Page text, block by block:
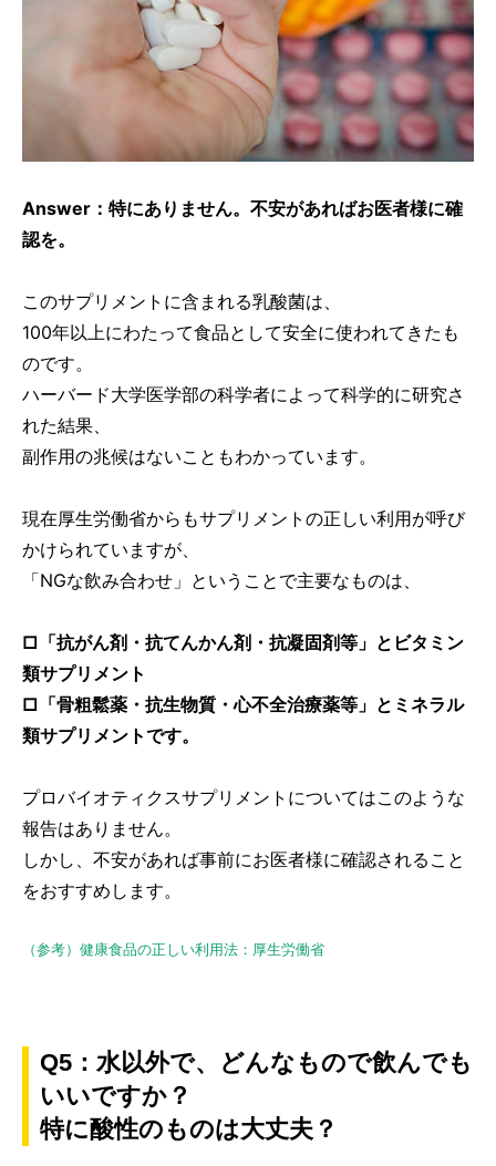
Answer：特にありません。不安があればお医者様に確
認を。
このサプリメントに含まれる乳酸菌は、
100年以上にわたって食品として安全に使われてきたも
のです。
ハーバード大学医学部の科学者によって科学的に研究さ
れた結果、
副作用の兆候はないこともわかっています。
現在厚生労働省からもサプリメントの正しい利用が呼び
かけられていますが、
「NGな飲み合わせ」ということで主要なものは、
□「抗がん剤・抗てんかん剤・抗凝固剤等」とビタミン
類サプリメント
□「骨粗鬆薬・抗生物質・心不全治療薬等」とミネラル
類サプリメントです。
プロバイオティクスサプリメントについてはこのような
報告はありません。
しかし、不安があれば事前にお医者様に確認されること
をおすすめします。
（参考）健康食品の正しい利用法：厚生労働省
Q5：水以外で、どんなもので飲んでも
いいですか？
特に酸性のものは大丈夫？